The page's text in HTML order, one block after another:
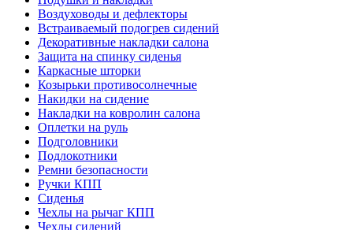
Воздуховоды и дефлекторы
Встраиваемый подогрев сидений
Декоративные накладки салона
Защита на спинку сиденья
Каркасные шторки
Козырьки противосолнечные
Накидки на сидение
Накладки на ковролин салона
Оплетки на руль
Подголовники
Подлокотники
Ремни безопасности
Ручки КПП
Сиденья
Чехлы на рычаг КПП
Чехлы сидений